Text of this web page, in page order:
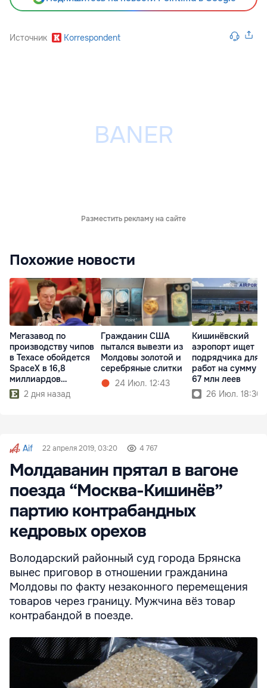
Источник Korrespondent
Разместить рекламу на сайте
Похожие новости
Мегазавод по
производству чипов
в Техасе обойдется
SpaceX в 16,8
миллиардов
долларов
2 дня назад
Гражданин США
пытался вывезти из
Молдовы золотой и
серебряные слитки
24 Июл. 12:43
Кишинёвский
аэропорт ищет
подрядчика для
работ на сумму
67 млн леев
26 Июл. 18:30
Aif 22 апреля 2019, 03:20 4 767
Молдаванин прятал в вагоне
поезда “Москва-Кишинёв”
партию контрабандных
кедровых орехов
Володарский районный суд города Брянска
вынес приговор в отношении гражданина
Молдовы по факту незаконного перемещения
товаров через границу. Мужчина вёз товар
контрабандой в поезде.